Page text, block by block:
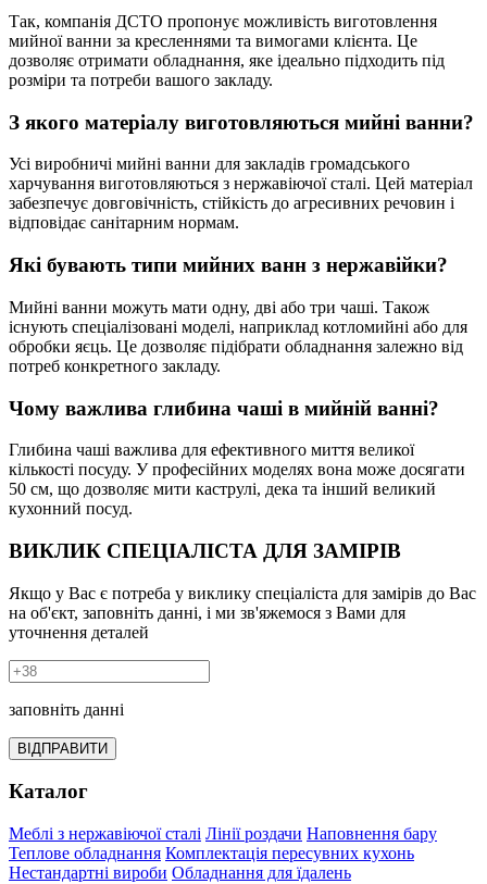
Так, компанія ДСТО пропонує можливість виготовлення
мийної ванни за кресленнями та вимогами клієнта. Це
дозволяє отримати обладнання, яке ідеально підходить під
розміри та потреби вашого закладу.
З якого матеріалу виготовляються мийні ванни?
Усі виробничі мийні ванни для закладів громадського
харчування виготовляються з нержавіючої сталі. Цей матеріал
забезпечує довговічність, стійкість до агресивних речовин і
відповідає санітарним нормам.
Які бувають типи мийних ванн з нержавійки?
Мийні ванни можуть мати одну, дві або три чаші. Також
існують спеціалізовані моделі, наприклад котломийні або для
обробки яєць. Це дозволяє підібрати обладнання залежно від
потреб конкретного закладу.
Чому важлива глибина чаші в мийній ванні?
Глибина чаші важлива для ефективного миття великої
кількості посуду. У професійних моделях вона може досягати
50 см, що дозволяє мити каструлі, дека та інший великий
кухонний посуд.
ВИКЛИК СПЕЦІАЛІСТА ДЛЯ ЗАМІРІВ
Якщо у Вас є потреба у виклику спеціаліста для замірів до Вас
на об'єкт, заповніть данні, і ми зв'яжемося з Вами для
уточнення деталей
заповніть данні
ВІДПРАВИТИ
Каталог
Меблі з нержавіючої сталі Лінії роздачи Наповнення бару
Теплове обладнання Комплектація пересувних кухонь
Нестандартні вироби Обладнання для їдалень